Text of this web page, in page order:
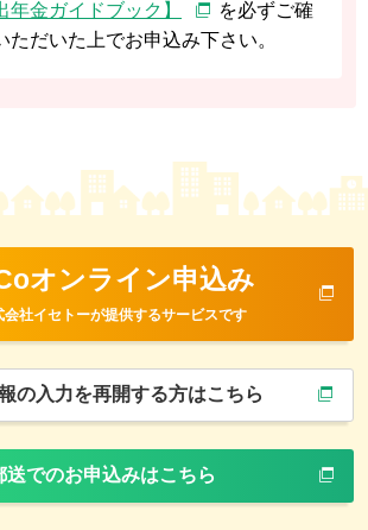
年金ガイドブック】
を必ずご確
ただいた上でお申込み下さい。
オンライン申込み
社イセトーが提供するサービスです
の入力を再開する方はこちら
送でのお申込みはこちら